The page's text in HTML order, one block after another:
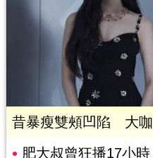
昔暴瘦雙頰凹陷 大
肥大叔曾狂播17小